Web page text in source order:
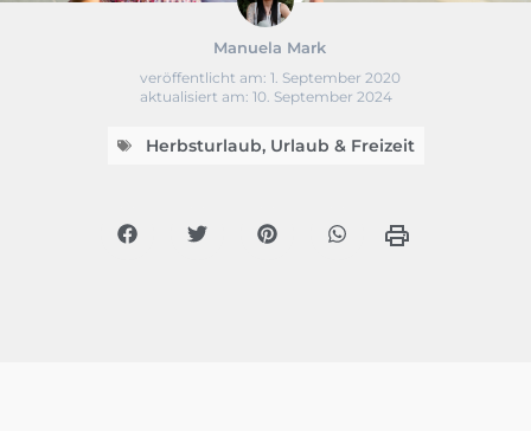
Manuela Mark
veröffentlicht am: 1. September 2020
aktualisiert am: 10. September 2024
Herbsturlaub, Urlaub & Freizeit